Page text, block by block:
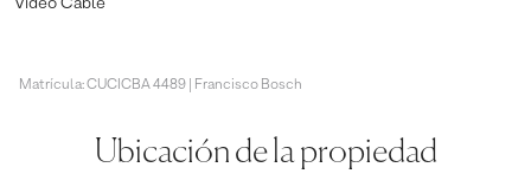
Matrícula: CUCICBA 4489 | Francisco Bosch
Ubicación de la propiedad